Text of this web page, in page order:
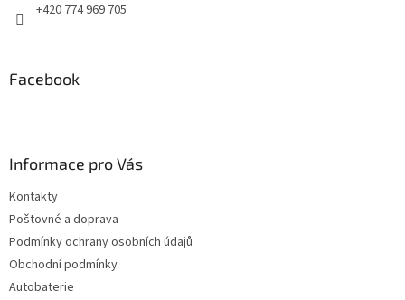
+420 774 969 705
Facebook
Informace pro Vás
Kontakty
Poštovné a doprava
Podmínky ochrany osobních údajů
Obchodní podmínky
Autobaterie